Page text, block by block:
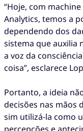
“Hoje, com
Analytics, temos a
dependendo dos
sistema que auxilia
a voz da
coisa”, esclarece
Portanto, a ideia
decisões nas mãos
sim utilizá-la como